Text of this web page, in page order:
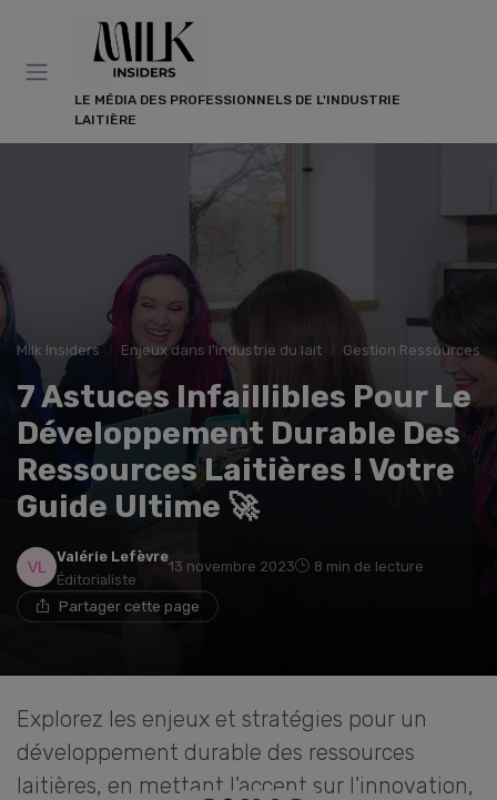
LE MÉDIA DES PROFESSIONNELS DE L'INDUSTRIE
LAITIÈRE
Milk Insiders Enjeux dans l'industrie du lait Gestion Ressources
7 Astuces Infaillibles Pour Le
Développement Durable Des
Ressources Laitières ! Votre
Guide Ultime 🚀
Valérie Lefèvre
Éditorialiste
13 novembre 2023 8 min de lecture
Partager cette page
Explorez les enjeux et stratégies pour un
développement durable des ressources
laitières, en mettant l'accent sur l'innovation,